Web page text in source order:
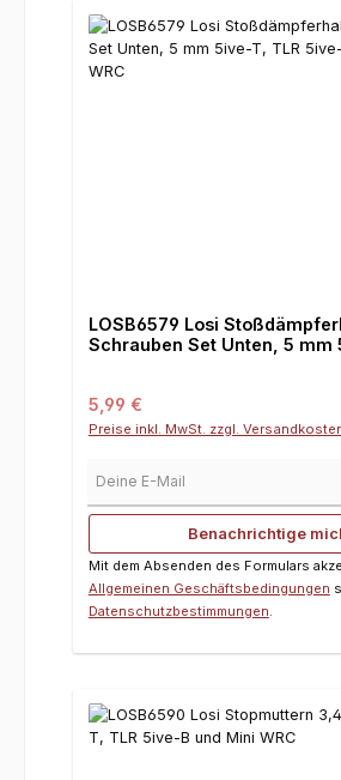
LOSB6579 Losi
Schrauben Set Unten, 5 mm
Regulärer Preis:
5,99 €
Preise inkl. MwSt. zzgl.
Benachrichtige
Mit dem Absenden des Formulars
Allgemeinen Geschäftsbedingungen
Datenschutzbestimmungen.